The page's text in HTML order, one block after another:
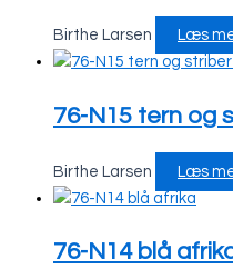
Birthe Larsen Læs
76-N15 tern og
Birthe Larsen Læs
76-N14 blå